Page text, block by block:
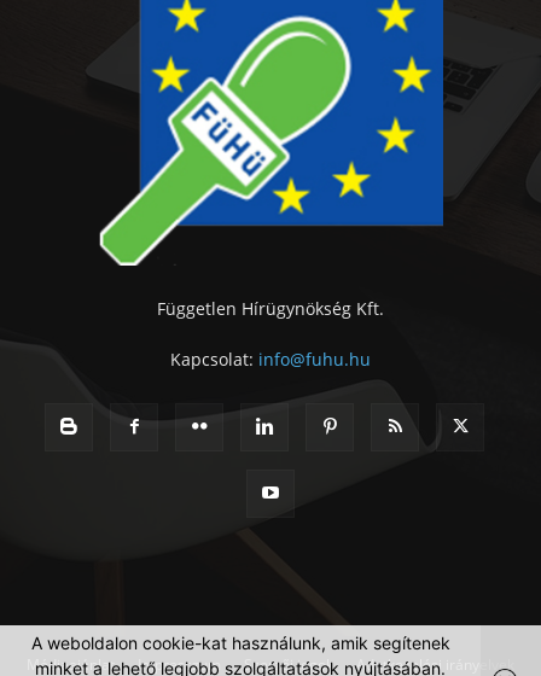
Független Hírügynökség Kft.
Kapcsolat: info@fuhu.hu
Médiaajánlat Impresszum Szerzői jogok Adatkezelési irányelvek
A weboldalon cookie-kat használunk, amik segítenek
minket a lehető legjobb szolgáltatások nyújtásában.